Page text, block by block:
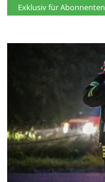
Artikel vorlesen
Exklusiv für Abonnenten